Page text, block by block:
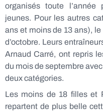
organisés toute
jeunes. Pour les autres
ans et moins de 13 ans),
d’octobre. Leurs
Arnaud Carré, ont repris
du mois de septembre
deux catégories.
Les moins de 18 filles et
repartent de plus belle